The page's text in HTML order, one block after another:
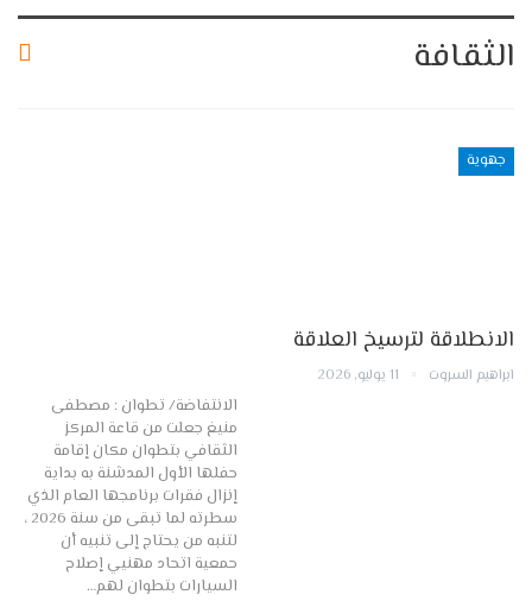
الثقافة
جهوية
الانطلاقة لترسيخ العلاقة
ابراهيم السروت 11 يوليو, 2026
الانتفاضة/ تطوان : مصطفى
منيغ جعلت من قاعة المركز
الثقافي بتطوان مكان إقامة
حفلها الأول المدشنة به بداية
إنزال فقرات برنامجها العام الذي
سطرته لما تبقى من سنة 2026 ،
لتنبه من يحتاج إلى تنبيه أن
حمعية اتحاد مهنيي إصلاح
السيارات بتطوان لهم…